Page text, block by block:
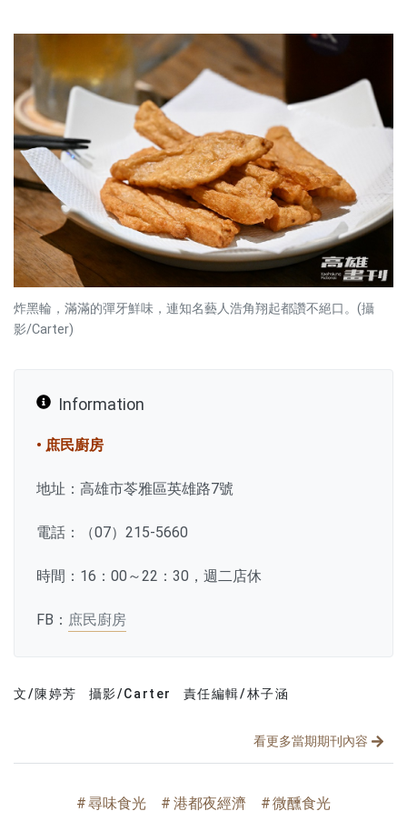
炸黑輪，滿滿的彈牙鮮味，連知名藝人浩角翔起都讚不絕口。(攝
影/Carter)
Information
• 庶民廚房
地址：高雄市苓雅區英雄路7號
電話：（07）215-5660
時間：16：00～22：30，週二店休
FB： 庶民廚房
文/陳婷芳 攝影/Carter 責任編輯/林子涵
看更多當期期刊內容
文章分類
尋味食光 港都夜經濟 微醺食光
分享文章